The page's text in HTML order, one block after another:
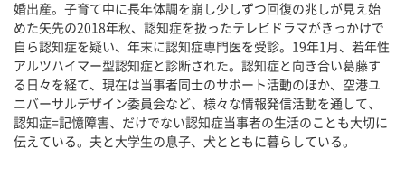
婚出産。子育て中に長年体調を崩し少しずつ回復の兆しが見え始
めた矢先の2018年秋、認知症を扱ったテレビドラマがきっかけで
自ら認知症を疑い、年末に認知症専門医を受診。19年1月、若年性
アルツハイマー型認知症と診断された。認知症と向き合い葛藤す
る日々を経て、現在は当事者同士のサポート活動のほか、空港ユ
ニバーサルデザイン委員会など、様々な情報発信活動を通して、
認知症=記憶障害、だけでない認知症当事者の生活のことも大切に
伝えている。夫と大学生の息子、犬とともに暮らしている。